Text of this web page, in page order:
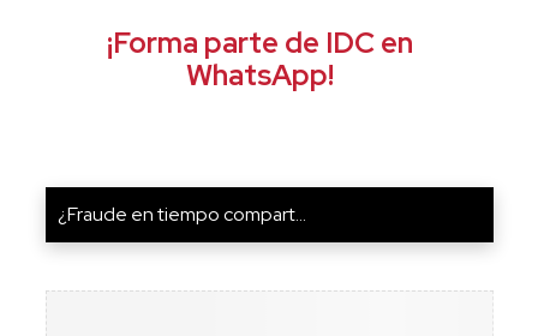
¡Forma parte de IDC en
WhatsApp!
¿Fraude en tiempo compart...